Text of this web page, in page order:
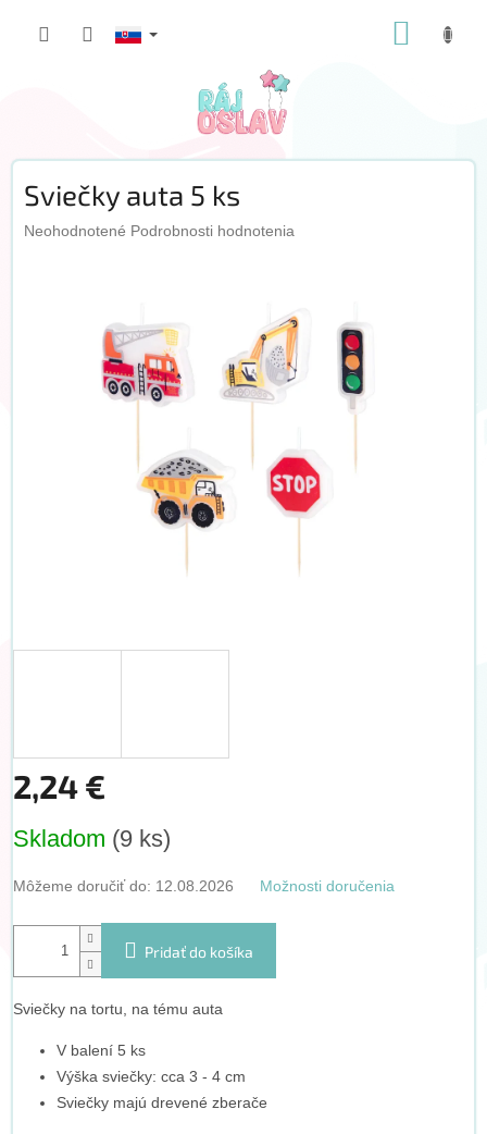
Sviečky auta 5 ks
Priemerné
hviezdičiek.
Neohodnotené Podrobnosti hodnotenia
2,24 €
cena:
Skladom (9 ks)
Môžeme doručiť do: 12.08.2026 Možnosti doručenia
Pridať do košíka
Sviečky na tortu, na tému auta
V balení 5 ks
Výška sviečky: cca 3 - 4 cm
Sviečky majú drevené zberače